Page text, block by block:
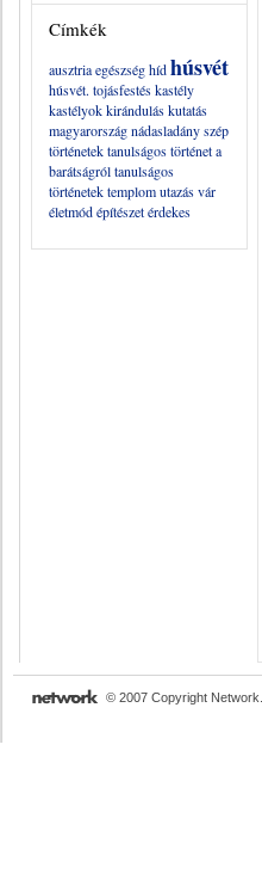
Címkék
ausztriaegészséghídhúsvét
húsvét. tojásfestéskastély
kastélyokkiránduláskutatás
magyarországnádasladányszép
történetektanulságos történet a
barátságróltanulságos
történetektemplomutazásvár
életmódépítészetérdekes
© 2007 Copyright